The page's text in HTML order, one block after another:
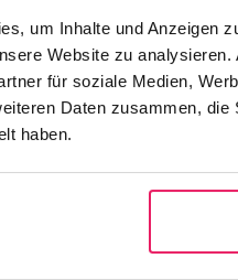
um Inhalte und Anzeigen
Website zu
für soziale Medien,
Daten zusammen,
haben.